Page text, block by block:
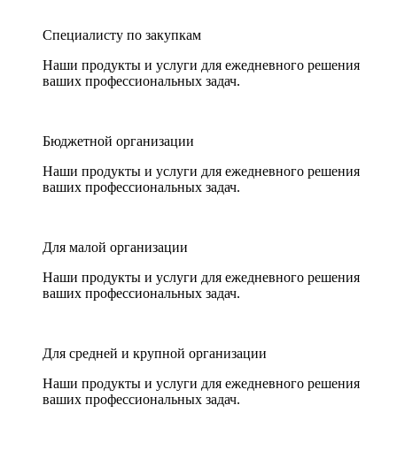
Специалисту по закупкам
Наши продукты и услуги для ежедневного решения
ваших профессиональных задач.
Бюджетной организации
Наши продукты и услуги для ежедневного решения
ваших профессиональных задач.
Для малой организации
Наши продукты и услуги для ежедневного решения
ваших профессиональных задач.
Для средней и крупной организации
Наши продукты и услуги для ежедневного решения
ваших профессиональных задач.